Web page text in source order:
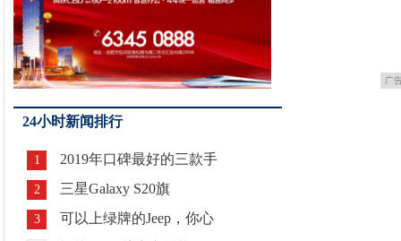
广
24小时新闻排行
1 2019年口碑最好的三款手
2 三星Galaxy S20旗
3 可以上绿牌的Jeep，你心